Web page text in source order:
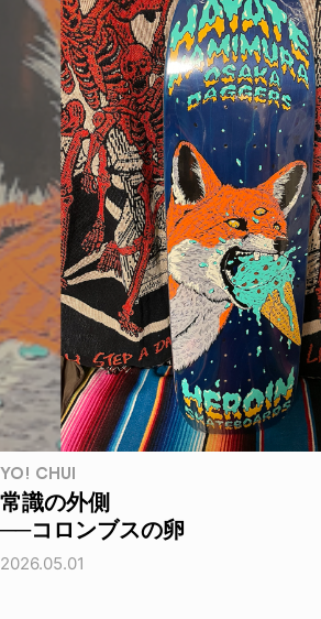
YO! CHUI
常識の外側
──コロンブスの卵
2026.05.01